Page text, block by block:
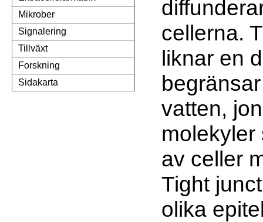
Mikrober
Signalering
Tillväxt
Forskning
Sidakarta
cellerna.
liknar en
vatten,
molekyler
av celler
Tight
olika